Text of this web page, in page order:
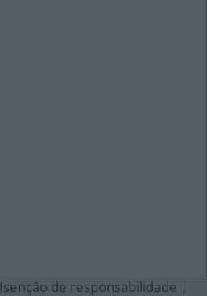
Isenção de responsabilidade |